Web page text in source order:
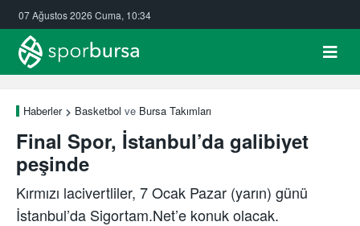
07 Ağustos 2026 Cuma, 10:34
Haberler Basketbol ve Bursa Takımları
Final Spor, İstanbul’da galibiyet
peşinde
Kırmızı lacivertliler, 7 Ocak Pazar (yarın) günü
İstanbul’da Sigortam.Net’e konuk olacak.